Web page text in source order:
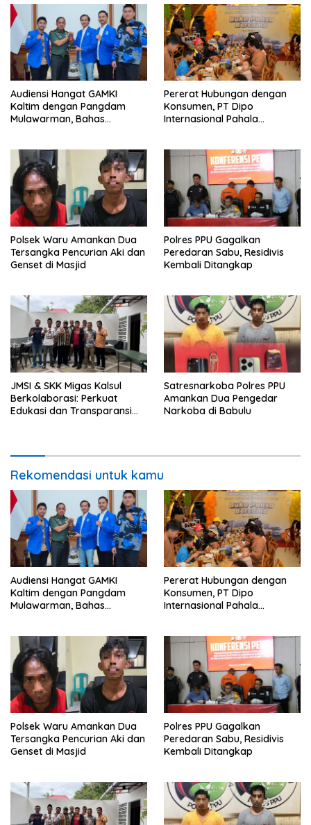
Audiensi Hangat GAMKI
Kaltim dengan Pangdam
Mulawarman, Bahas
Pererat Hubungan dengan
Konsumen, PT Dipo
Internasional Pahala
Fuso
Polsek Waru Amankan Dua
Tersangka Pencurian Aki dan
Genset di Masjid
Polres PPU Gagalkan
Peredaran Sabu, Residivis
Kembali Ditangkap
JMSI & SKK Migas Kalsul
Berkolaborasi: Perkuat
Edukasi dan Transparansi
Satresnarkoba Polres PPU
Amankan Dua Pengedar
Narkoba di Babulu
Rekomendasi untuk kamu
Audiensi Hangat GAMKI
Kaltim dengan Pangdam
Mulawarman, Bahas
Pererat Hubungan dengan
Konsumen, PT Dipo
Internasional Pahala
Fuso
Polsek Waru Amankan Dua
Tersangka Pencurian Aki dan
Genset di Masjid
Polres PPU Gagalkan
Peredaran Sabu, Residivis
Kembali Ditangkap